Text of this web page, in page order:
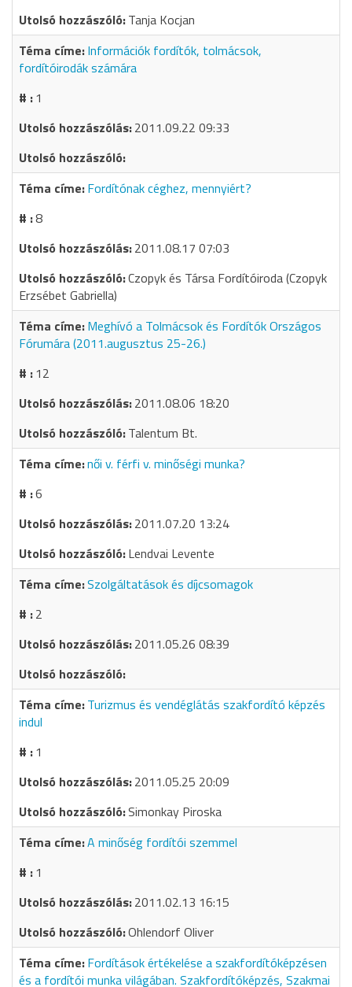
Tanja Kocjan
Információk fordítók, tolmácsok,
fordítóirodák számára
1
2011.09.22 09:33
Fordítónak céghez, mennyiért?
8
2011.08.17 07:03
Czopyk és Társa Fordítóiroda (Czopyk
Erzsébet Gabriella)
Meghívó a Tolmácsok és Fordítók Országos
Fórumára (2011.augusztus 25-26.)
12
2011.08.06 18:20
Talentum Bt.
női v. férfi v. minőségi munka?
6
2011.07.20 13:24
Lendvai Levente
Szolgáltatások és díjcsomagok
2
2011.05.26 08:39
Turizmus és vendéglátás szakfordító képzés
indul
1
2011.05.25 20:09
Simonkay Piroska
A minőség fordítói szemmel
1
2011.02.13 16:15
Ohlendorf Oliver
Fordítások értékelése a szakfordítóképzésen
és a fordítói munka világában. Szakfordítóképzés, Szakmai